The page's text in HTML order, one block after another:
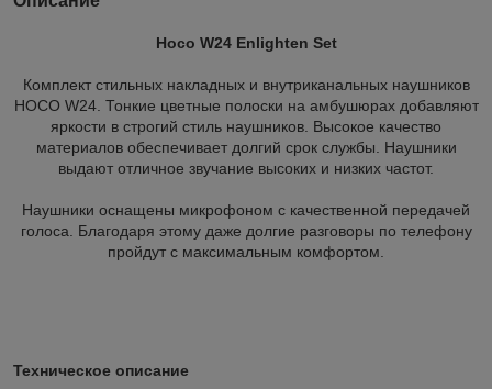
Hoco W24 Enlighten Set
Комплект стильных накладных и внутриканальных наушников
HOCO W24. Тонкие цветные полоски на амбушюрах добавляют
яркости в строгий стиль наушников. Высокое качество
материалов обеспечивает долгий срок службы. Наушники
выдают отличное звучание высоких и низких частот.
Наушники оснащены микрофоном с качественной передачей
голоса. Благодаря этому даже долгие разговоры по телефону
пройдут с максимальным комфортом.
Техническое описание